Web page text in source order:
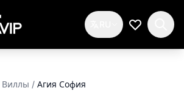
Мой
Виллы / Агия София